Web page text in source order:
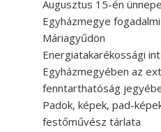
Augusztus 15-én
Egyházmegye
Máriagyűdön
Energiatakarékossági
Egyházmegyében az
fenntarthatóság
Padok, képek, pad-
festőművész tárlata